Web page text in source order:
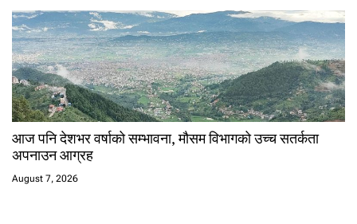
आज पनि देशभर वर्षाको सम्भावना, मौसम विभागको उच्च सतर्कता
अपनाउन आग्रह
August 7, 2026